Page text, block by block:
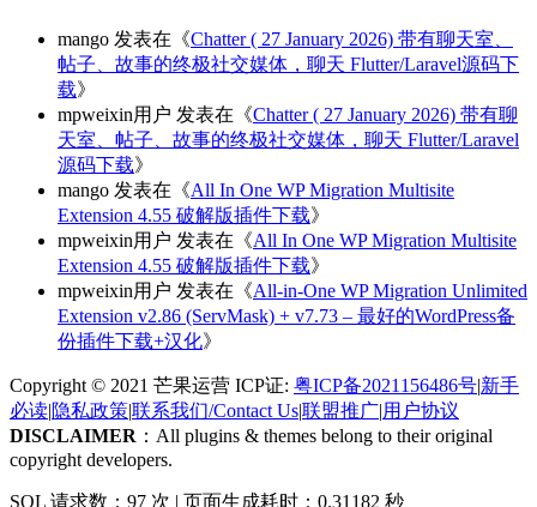
mango 发表在《Chatter ( 27 January 2026) 带有聊天室、
帖子、故事的终极社交媒体，聊天 Flutter/Laravel源码下
载》
mpweixin用户 发表在《Chatter ( 27 January 2026) 带有聊
天室、帖子、故事的终极社交媒体，聊天 Flutter/Laravel
源码下载》
mango 发表在《All In One WP Migration Multisite
Extension 4.55 破解版插件下载》
mpweixin用户 发表在《All In One WP Migration Multisite
Extension 4.55 破解版插件下载》
mpweixin用户 发表在《All-in-One WP Migration Unlimited
Extension v2.86 (ServMask) + v7.73 – 最好的WordPress备
份插件下载+汉化》
Copyright © 2021 芒果运营 ICP证: 粤ICP备2021156486号|新手
必读|隐私政策|联系我们/Contact Us|联盟推广|用户协议
DISCLAIMER ：All plugins & themes belong to their original
copyright developers.
SQL 请求数：97 次 | 页面生成耗时：0.31182 秒